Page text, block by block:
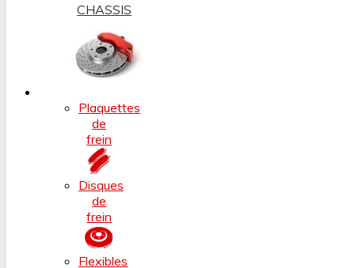
CHASSIS
Plaquettes
de
frein
Disques
de
frein
Flexibles